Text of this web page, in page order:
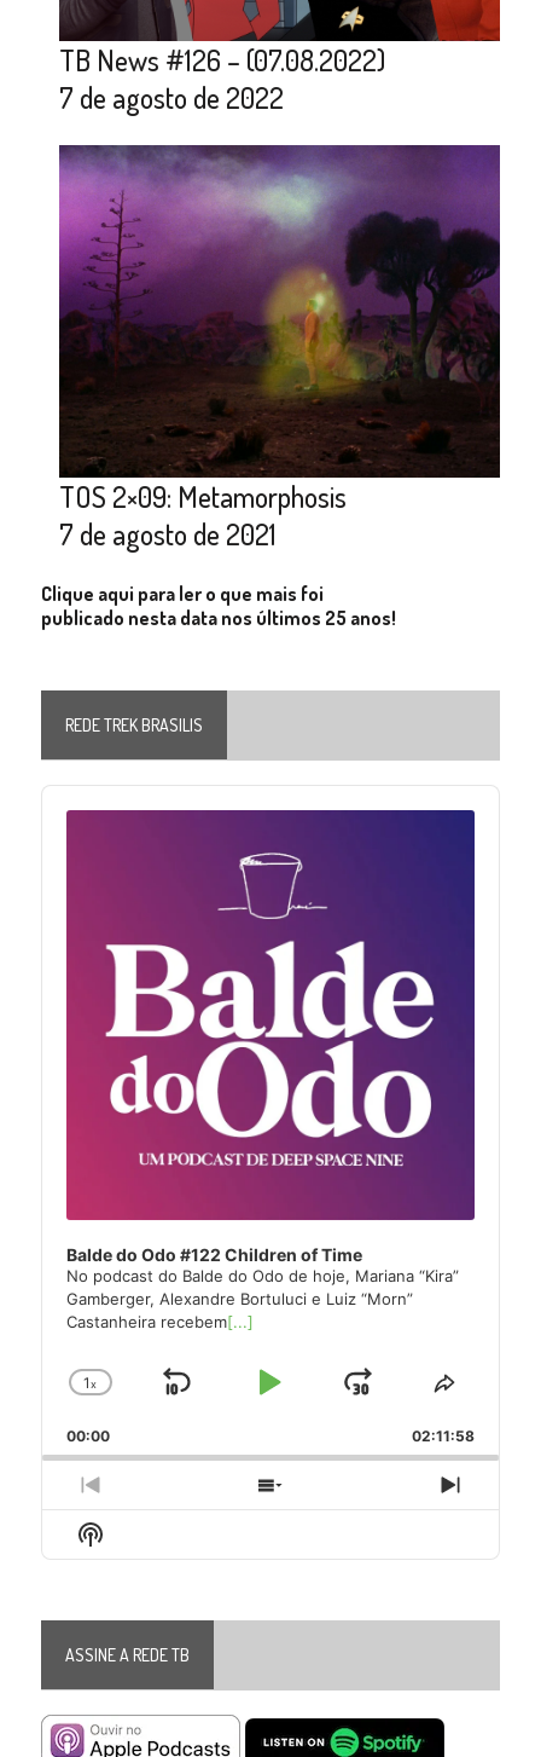
TB News #126 – (07.08.2022)
7 de agosto de 2022
TOS 2×09: Metamorphosis
7 de agosto de 2021
Clique aqui para ler o que mais foi
publicado nesta data nos últimos 25 anos!
REDE TREK BRASILIS
Audio
Player
Balde do Odo #122 Children of Time
No podcast do Balde do Odo de hoje, Mariana “Kira”
Gamberger, Alexandre Bortuluci e Luiz “Morn”
Castanheira recebem[...]
Change
Rate
1x
Skip
Play
Jump
Forward
Share
Episode
00:00 02:11:58
Previous
Episode
Show
Episodes
Next
Episode
Show
Podcast
ASSINE A REDE TB